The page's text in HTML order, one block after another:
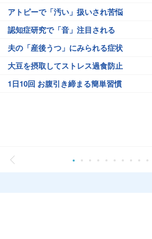
アトピーで「汚い」扱いされ苦悩
認知症研究で「音」注目される
夫の「産後うつ」にみられる症状
大豆を摂取してストレス過食防止
1日10回 お腹引き締まる簡単習慣